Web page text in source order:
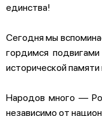
единства!
Сегодня мы
гордимся
исторической
Народов много —
независимо от